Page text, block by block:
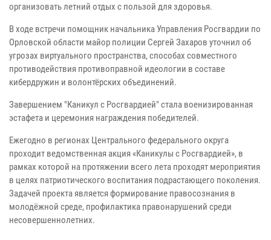
организовать летний отдых с пользой для здоровья.
В ходе встречи помощник начальника Управления Росгвардии по
Орловской области майор полиции Сергей Захаров уточнил об
угрозах виртуального пространства, способах совместного
противодействия противоправной идеологии в составе
кибердружин и волонтёрских объединений.
Завершением "Каникул с Росгвардией" стала военизированная
эстафета и церемония награждения победителей.
Ежегодно в регионах Центрального федерального округа
проходит ведомственная акция «Каникулы с Росгвардией», в
рамках которой на протяжении всего лета проходят мероприятия
в целях патриотического воспитания подрастающего поколения.
Задачей проекта является формирование правосознания в
молодёжной среде, профилактика правонарушений среди
несовершеннолетних.